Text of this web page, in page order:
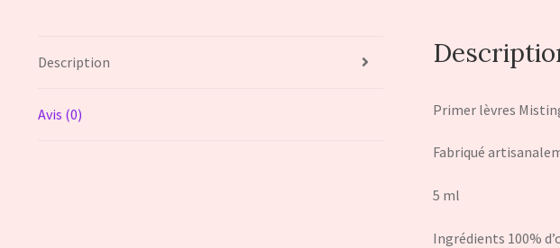
Description
Avis (0) Primer lèvres
Fabriqué
5 ml
Ingrédients 100%